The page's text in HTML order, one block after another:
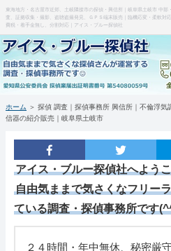
東海地方・名古屋市近郊、土岐隣接市の探偵・興信所｜岐阜県土岐市 中
査、証拠収集・撮影、盗聴盗撮発見、ＧＰＳ端末販売｜臨機応変・柔軟対
費税・着手金無し、分割対応｜アイス・ブルー探偵社
ホーム
当事務所について（はじめに・
調査料金など(支払い・料金表・事
特徴など(違い・緊急出動・暗所
浮気調査・弁護士(料金・特徴・
盗聴器・盗撮器発見(料金・機材
ホーム ＞ 探偵 調査｜探偵事務所 興信所｜不倫浮
信器の紹介販売｜岐阜県土岐市
アイス・ブルー探偵社へよう
自由気ままで気さくなフリー
ている調査・探偵事務所です
２４時間・年中無休、秘密厳